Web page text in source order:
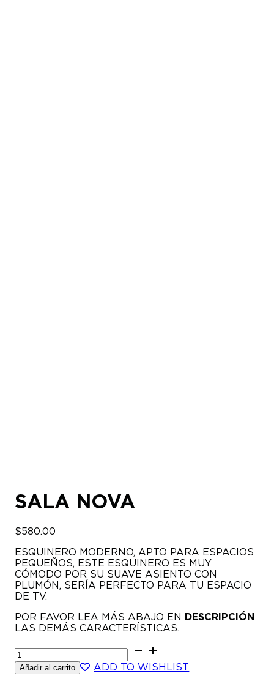
SALA NOVA
$580.00
ESQUINERO MODERNO, APTO PARA ESPACIOS
PEQUEÑOS, ESTE ESQUINERO ES MUY
CÓMODO POR SU SUAVE ASIENTO CON
PLUMÓN, SERÍA PERFECTO PARA TU ESPACIO
DE TV.
POR FAVOR LEA MÁS ABAJO EN DESCRIPCIÓN
LAS DEMÁS CARACTERÍSTICAS.
SALA
NOVA
CANTIDAD
Añadir al carrito
ADD TO WISHLIST